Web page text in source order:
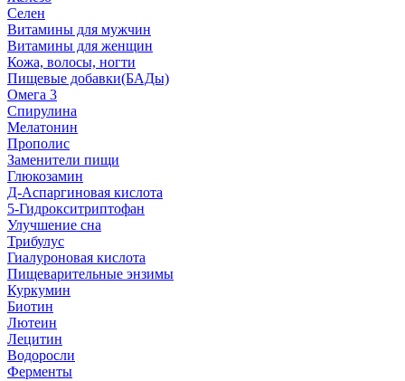
Селен
Витамины для мужчин
Витамины для женщин
Кожа, волосы, ногти
Пищевые добавки(БАДы)
Омега 3
Спирулина
Мелатонин
Прополис
Заменители пищи
Глюкозамин
Д-Аспаргиновая кислота
5-Гидрокситриптофан
Улучшение сна
Трибулус
Гиалуроновая кислота
Пищеварительные энзимы
Куркумин
Биотин
Лютеин
Лецитин
Водоросли
Ферменты